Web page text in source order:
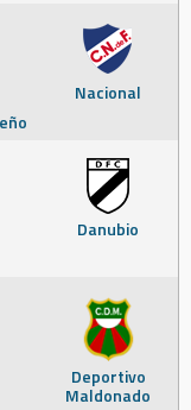
Nacional
Danubio
Deportivo
Maldonado